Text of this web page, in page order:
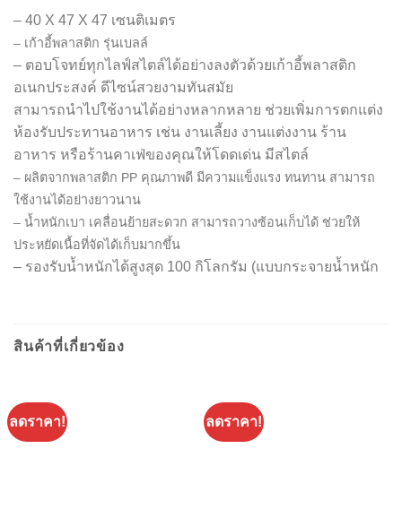
– 40 X 47 X 47 เซนติเมตร
– เก้าอี้พลาสติก รุ่นเบลล์
– ตอบโจทย์ทุกไลฟ์สไตล์ได้อย่างลงตัวด้วยเก้าอี้พลาสติก
อเนกประสงค์ ดีไซน์สวยงามทันสมัย
สามารถนำไปใช้งานได้อย่างหลากหลาย ช่วยเพิ่มการตกแต่ง
ห้องรับประทานอาหาร เช่น งานเลี้ยง งานแต่งงาน ร้าน
อาหาร หรือร้านคาเฟ่ของคุณให้โดดเด่น มีสไตล์
– ผลิตจากพลาสติก PP คุณภาพดี มีความแข็งแรง ทนทาน สามารถ
ใช้งานได้อย่างยาวนาน
– น้ำหนักเบา เคลื่อนย้ายสะดวก สามารถวางซ้อนเก็บได้ ช่วยให้
ประหยัดเนื้อที่จัดได้เก็บมากขึ้น
– รองรับน้ำหนักได้สูงสุด 100 กิโลกรัม (แบบกระจายน้ำหนัก
สินค้าที่เกี่ยวข้อง
ลดราคา! ลดราคา!